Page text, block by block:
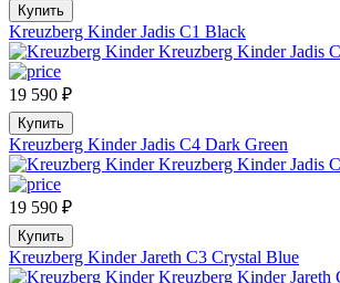
Купить
Kreuzberg Kinder Jadis C1 Black
19 590 ₽
Купить
Kreuzberg Kinder Jadis C4 Dark Green
19 590 ₽
Купить
Kreuzberg Kinder Jareth C3 Crystal Blue